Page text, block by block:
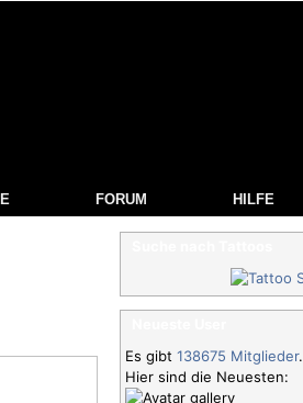
FORUM HILFE
Es gibt 138675 Mitglieder.
Hier sind die Neuesten: